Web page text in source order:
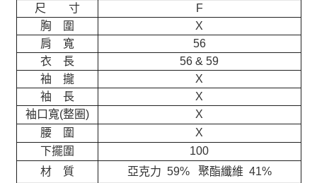
尺 寸
F
胸 圍
X
肩 寬
56
衣 長
56 & 59
袖 攏
X
袖 長
X
袖口寬(整圈)
X
腰 圍
X
下擺圍
100
材 質
亞克力 59% 聚酯纖維 41%